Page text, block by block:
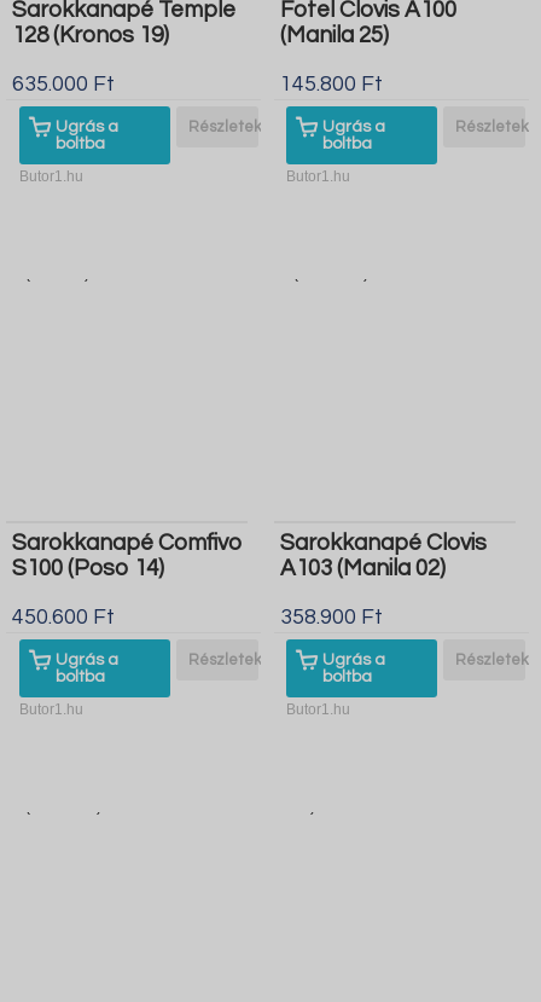
Sarokkanapé Temple
128 (Kronos 19)
635.000 Ft
Ugrás a
boltba
Részletek
Butor1.hu
Fotel Clovis A100
(Manila 25)
145.800 Ft
Ugrás a
boltba
Részletek
Butor1.hu
Sarokkanapé Comfivo
S100 (Poso 14)
450.600 Ft
Ugrás a
boltba
Részletek
Butor1.hu
Sarokkanapé Clovis
A103 (Manila 02)
358.900 Ft
Ugrás a
boltba
Részletek
Butor1.hu